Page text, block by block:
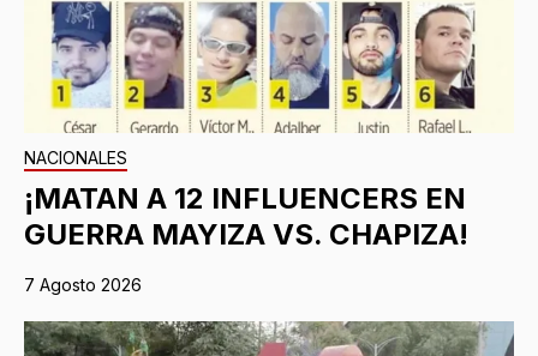
NACIONALES
¡MATAN A 12 INFLUENCERS EN
GUERRA MAYIZA VS. CHAPIZA!
7 Agosto 2026